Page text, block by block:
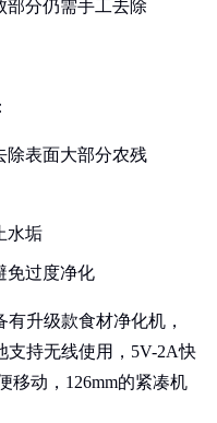
部分仍需手工去除
除表面大部分农残
水垢
免过度净化
升级款食材净化机，
支持无线使用，5V-2A快
移动，126mm的紧凑机